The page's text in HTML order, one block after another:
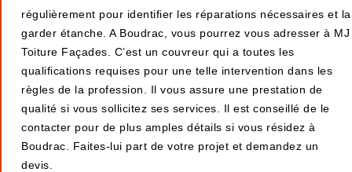
régulièrement pour identifier les réparations nécessaires et la
garder étanche. A Boudrac, vous pourrez vous adresser à MJ
Toiture Façades. C’est un couvreur qui a toutes les
qualifications requises pour une telle intervention dans les
règles de la profession. Il vous assure une prestation de
qualité si vous sollicitez ses services. Il est conseillé de le
contacter pour de plus amples détails si vous résidez à
Boudrac. Faites-lui part de votre projet et demandez un
devis.